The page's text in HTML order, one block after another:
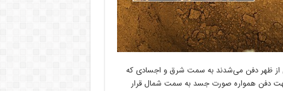
از ظهر دفن می‌شدند به سمت شرق و اجسادی که
دفن همواره صورت جسد به سمت شمال قرار